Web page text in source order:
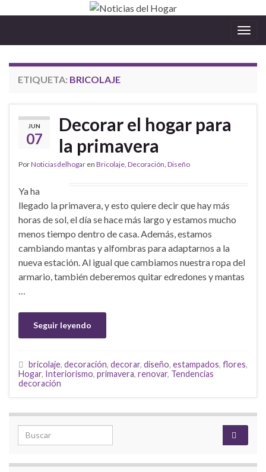
la
ETIQUETA: BRICOLAJE
JUN
07
Decorar el hogar para
la primavera
PorNoticiasdelhogar en Bricolaje Decoración Diseño
Ya ha
llegado la primavera, y esto quiere decir que hay más
horas de sol, el día se hace más largo y estamos mucho
menos tiempo dentro de casa. Además, estamos
cambiando mantas y alfombras para adaptarnos a la
nueva estación. Al igual que cambiamos nuestra ropa del
armario, también deberemos quitar edredones y mantas
…
Seguir leyendo
bricolaje, decoración, decorar, diseño, estampados, flores,
Hogar, Interiorismo, primavera, renovar, Tendencias
decoración
Search for: